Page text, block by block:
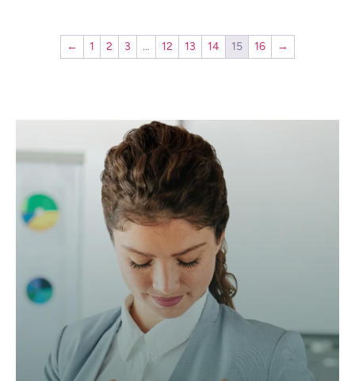
← 1 2 3 … 12 13 14 15 16 →